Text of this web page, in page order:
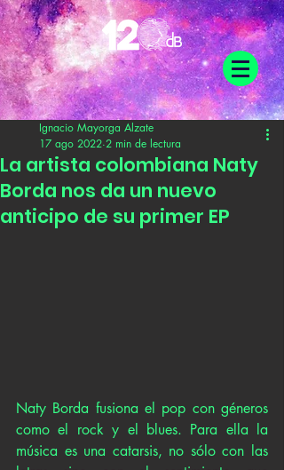
La artista colombiana Naty
Borda nos da un nuevo
anticipo de su primer EP
Ignacio Mayorga Alzate
17 ago 2022 2 min de lectura
Naty Borda fusiona el pop con géneros
como el rock y el blues. Para ella la
música es una catarsis, no sólo con las